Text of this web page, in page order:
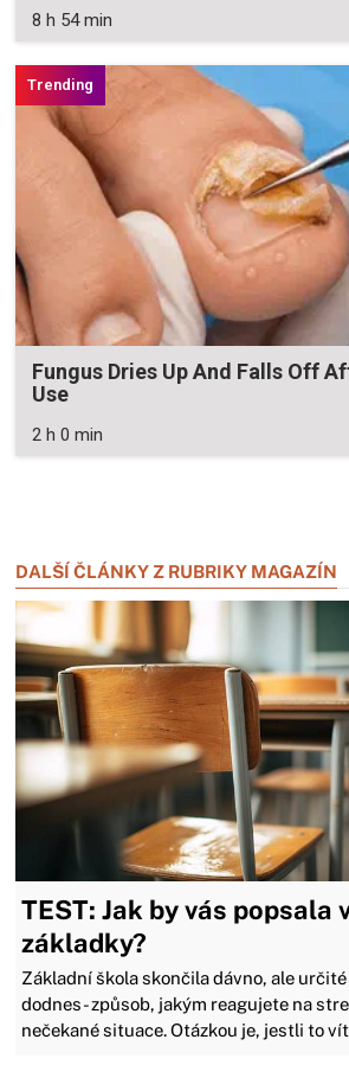
8 h 54 min
Fungus Dries Up And Falls Off
Use
2 h 0 min
DALŠÍ ČLÁNKY Z RUBRIKY MAGAZÍN
TEST: Jak by vás popsala
základky?
Základní škola skončila dávno, ale
dodnes - způsob, jakým reagujete na
nečekané situace. Otázkou je, jestli to